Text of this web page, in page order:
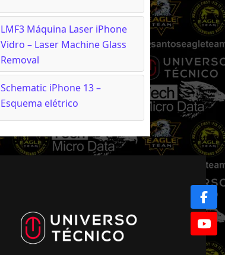
LMF3 Máquina Laser iPhone
Vidro – Laser Machine Glass
Removal
Schematic iPhone 13 –
Esquema elétrico